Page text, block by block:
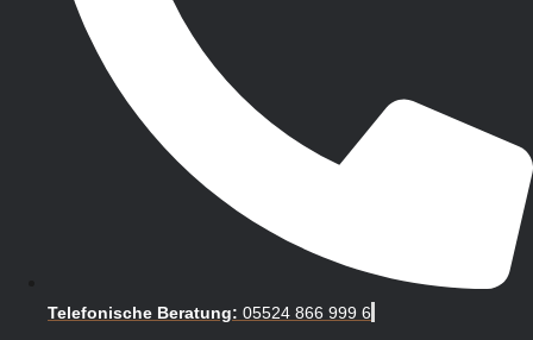
Telefonische Beratung: 05524 866 999 6